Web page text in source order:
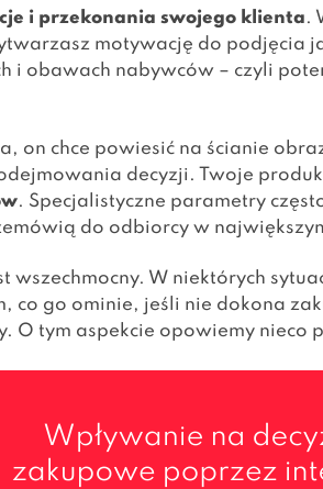
i przekonania swojego klienta.
motywację do podjęcia
i obawach nabywców – czyli
on chce powiesić na ścianie
decyzji. Twoje
. Specjalistyczne parametry
do odbiorcy w
W niektórych
co go ominie, jeśli nie dokona
O tym aspekcie opowiemy nieco